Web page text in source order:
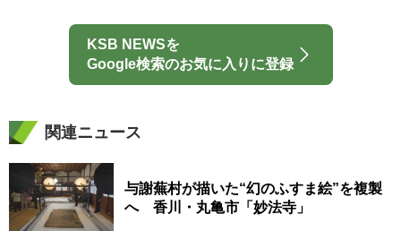
KSB NEWSを
Google検索のお気に入りに登録
関連ニュース
与謝蕪村が描いた“幻のふすま絵”を複製
へ 香川・丸亀市「妙法寺」